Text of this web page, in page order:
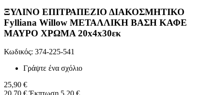
ΞΥΛΙΝΟ ΕΠΙΤΡΑΠΕΖΙΟ ΔΙΑΚΟΣΜΗΤΙΚΟ
Fylliana Willow ΜΕΤΑΛΛΙΚΗ ΒΑΣΗ ΚΑΦΕ
ΜΑΥΡΟ ΧΡΩΜΑ 20x4x30εκ
Κωδικός: 374-225-541
Γράψτε ένα σχόλιο
25,90 €